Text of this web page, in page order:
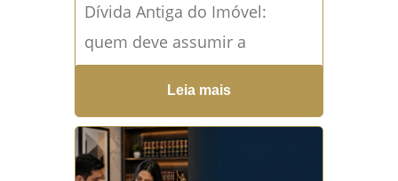
Dívida Antiga do Imóvel:
quem deve assumir a
responsabilidade? Dívida
Antiga do Imóvel é uma
preocupação comum de
quem comprou, herdou,
Leia mais